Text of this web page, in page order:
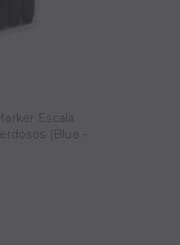
Escala
(Blue -